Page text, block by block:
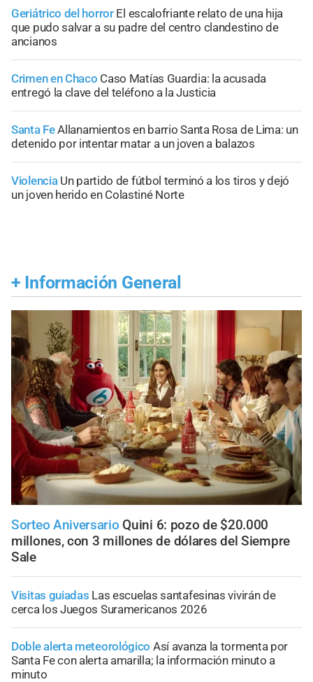
Geriátrico del horror El escalofriante relato de una hija
que pudo salvar a su padre del centro clandestino de
ancianos
Crimen en Chaco Caso Matías Guardia: la acusada
entregó la clave del teléfono a la Justicia
Santa FeAllanamientos en barrio Santa Rosa de Lima: un
detenido por intentar matar a un joven a balazos
Violencia Un partido de fútbol terminó a los tiros y dejó
un joven herido en Colastiné Norte
+ Información General
Sorteo Aniversario Quini 6: pozo de $20.000
millones, con 3 millones de dólares del Siempre
Sale
Visitas guiadas Las escuelas santafesinas vivirán de
cerca los Juegos Suramericanos 2026
Doble alerta meteorológico Así avanza la tormenta por
Santa Fe con alerta amarilla; la información minuto a
minuto